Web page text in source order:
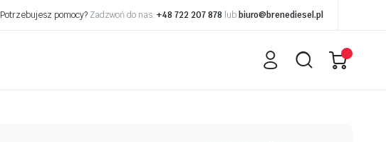
Potrzebujesz pomocy? Zadzwoń do nas: +48 722 207 878 lub biuro@brenediesel.pl